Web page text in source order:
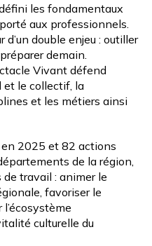
les fondamentaux
aux professionnels.
d’un double enjeu : outiller
demain.
Vivant défend
et le collectif, la
et les métiers ainsi
2025 et 82 actions
de la région,
de travail : animer le
favoriser le
culturelle du